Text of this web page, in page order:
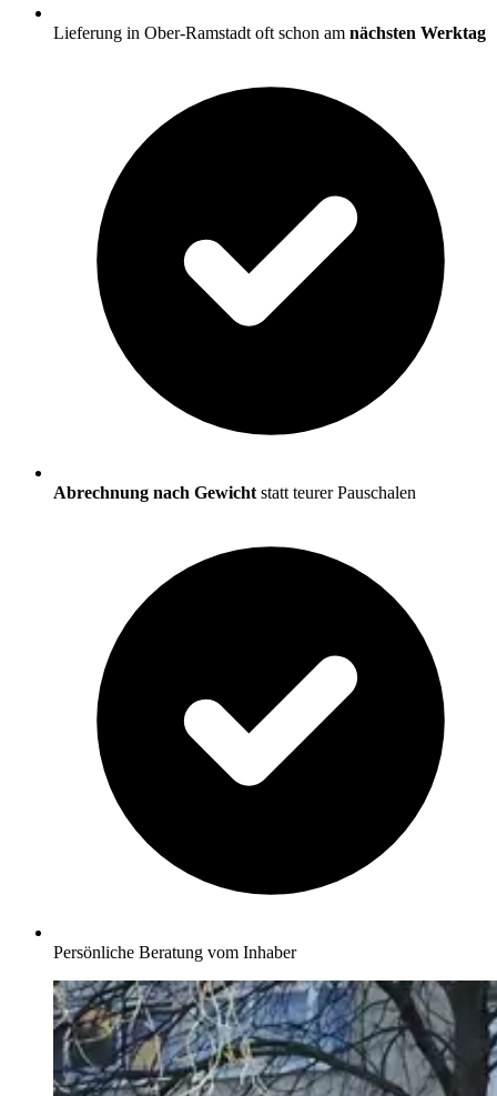
Lieferung in Ober-Ramstadt oft schon am nächsten Werktag
Abrechnung nach Gewicht statt teurer Pauschalen
Persönliche Beratung vom Inhaber